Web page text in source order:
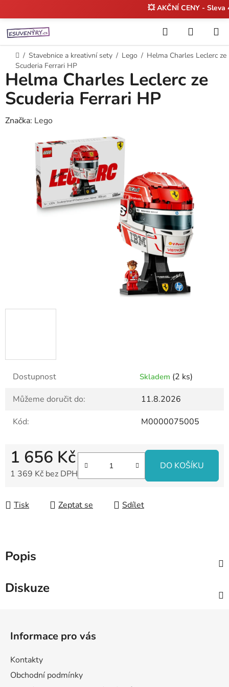
na
obsah
💥 AKČNÍ CENY - Sleva
Hledat
KOŠÍK
Domů
/ Stavebnice a kreativní sety / Lego / Helma Charles Leclerc ze
Scuderia Ferrari HP
Dostupnost Skladem (2 ks)
Můžeme doručit do:
11.8.2026
Kód:
M0000075005
1 656 Kč
1 369 Kč bez DPH
DO KOŠÍKU
Tisk Zeptat se Sdílet
Helma Charles Leclerc ze
Scuderia Ferrari HP
Značka: Lego
Popis
Diskuze
Informace pro vás
Kontakty
Obchodní podmínky